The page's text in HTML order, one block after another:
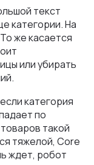
текст
категории. На
же касается
или убирать
категория
по
такой
тяжелой, Core
ждет, робот